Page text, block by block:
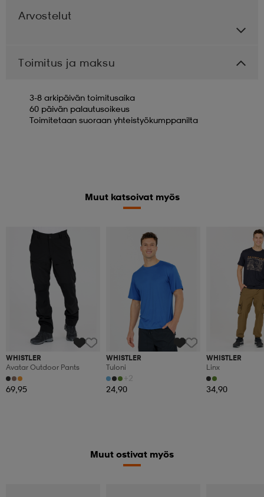
Arvostelut
Toimitus ja maksu
3-8 arkipäivän toimitusaika
60 päivän palautusoikeus
Toimitetaan suoraan yhteistyökumppanilta
Muut katsoivat myös
WHISTLER
Avatar Outdoor Pants
69,95
WHISTLER
Tuloni
+2
24,90
WHISTLER
Linx
34,90
Muut ostivat myös